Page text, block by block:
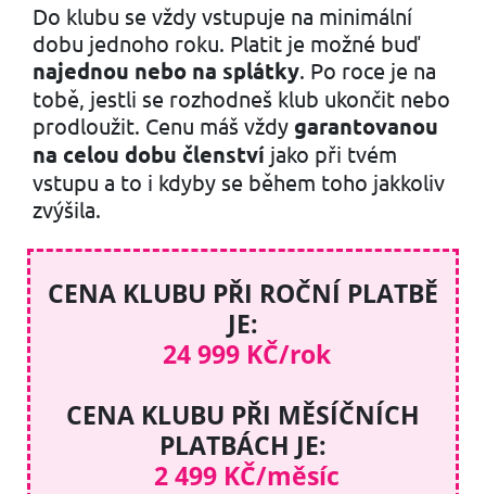
Do klubu se vždy vstupuje na minimální
dobu jednoho roku. Platit je možné buď
najednou nebo na splátky. Po roce je na
tobě, jestli se rozhodneš klub ukončit nebo
prodloužit. Cenu máš vždy garantovanou
na celou dobu členství jako při tvém
vstupu a to i kdyby se během toho jakkoliv
zvýšila.
CENA KLUBU PŘI ROČNÍ PLATBĚ
JE:
24 999 KČ/rok
CENA KLUBU PŘI MĚSÍČNÍCH
PLATBÁCH JE:
2 499 KČ/měsíc